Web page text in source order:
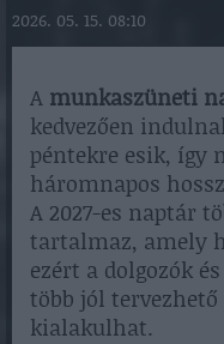
2026. 05. 15. 08:10
A munkaszüneti
kedvezően
péntekre esik, így
háromnapos
A 2027-es naptár
tartalmaz, amely
ezért a dolgozók
több jól
kialakulhat.